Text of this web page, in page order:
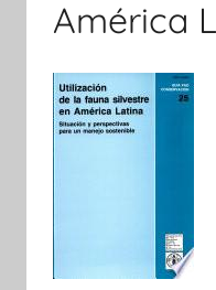
América